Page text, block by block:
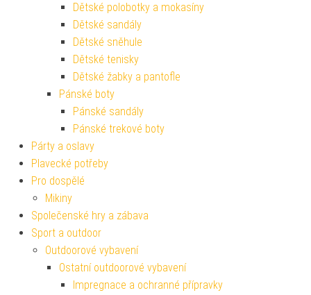
Dětské polobotky a mokasíny
Dětské sandály
Dětské sněhule
Dětské tenisky
Dětské žabky a pantofle
Pánské boty
Pánské sandály
Pánské trekové boty
Párty a oslavy
Plavecké potřeby
Pro dospělé
Mikiny
Společenské hry a zábava
Sport a outdoor
Outdoorové vybavení
Ostatní outdoorové vybavení
Impregnace a ochranné přípravky